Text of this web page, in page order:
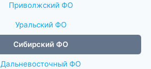
Приволжский ФО
Уральский ФО
Сибирский ФО
Дальневосточный ФО